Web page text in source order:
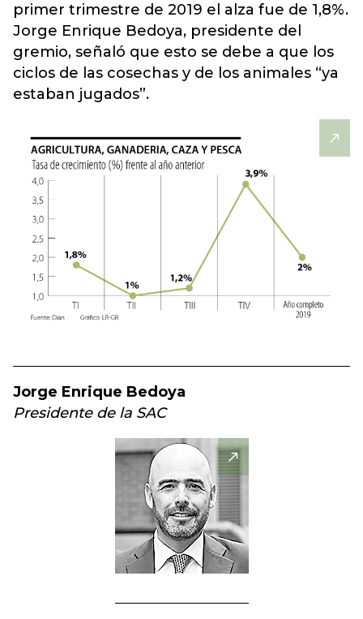
primer trimestre de 2019 el alza fue de 1,8%.
Jorge Enrique Bedoya, presidente del
gremio, señaló que esto se debe a que los
ciclos de las cosechas y de los animales “ya
estaban jugados”.
Jorge Enrique Bedoya
Presidente de la SAC